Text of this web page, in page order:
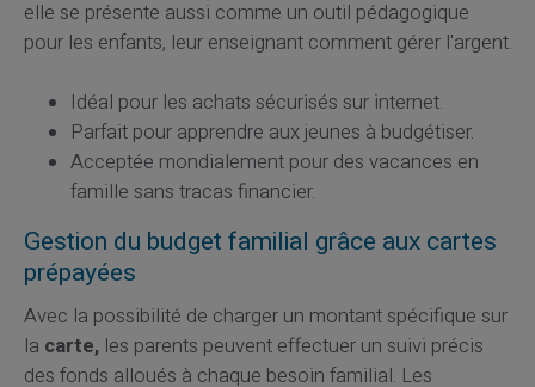
elle se présente aussi comme un outil pédagogique
pour les enfants, leur enseignant comment gérer l'argent.
Idéal pour les achats sécurisés sur internet.
Parfait pour apprendre aux jeunes à budgétiser.
Acceptée mondialement pour des vacances en
famille sans tracas financier.
Gestion du budget familial grâce aux cartes
prépayées
Avec la possibilité de charger un montant spécifique sur
la carte,les parents peuvent effectuer un suivi précis
des fonds alloués à chaque besoin familial. Les